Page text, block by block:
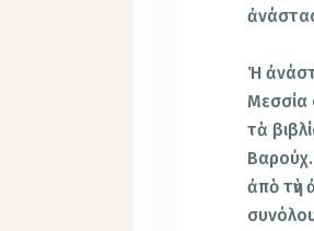
Ἡ
Μεσσία
τὰ
ἀπὸ τὴν